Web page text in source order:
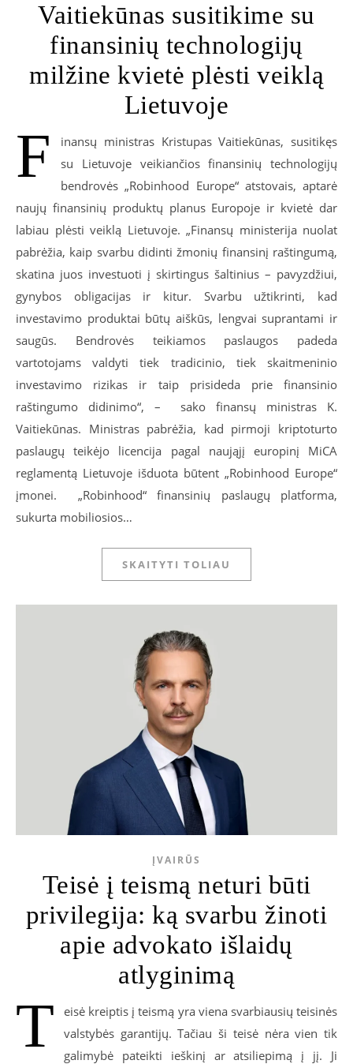
Vaitiekūnas susitikime su
finansinių technologijų
milžine kvietė plėsti veiklą
Lietuvoje
F
inansų ministras Kristupas Vaitiekūnas, susitikęs
su Lietuvoje veikiančios finansinių technologijų
bendrovės „Robinhood Europe“ atstovais, aptarė
naujų finansinių produktų planus Europoje ir kvietė dar
labiau plėsti veiklą Lietuvoje. „Finansų ministerija nuolat
pabrėžia, kaip svarbu didinti žmonių finansinį raštingumą,
skatina juos investuoti į skirtingus šaltinius – pavyzdžiui,
gynybos obligacijas ir kitur. Svarbu užtikrinti, kad
investavimo produktai būtų aiškūs, lengvai suprantami ir
saugūs. Bendrovės teikiamos paslaugos padeda
vartotojams valdyti tiek tradicinio, tiek skaitmeninio
investavimo rizikas ir taip prisideda prie finansinio
raštingumo didinimo“, – sako finansų ministras K.
Vaitiekūnas. Ministras pabrėžia, kad pirmoji kriptoturto
paslaugų teikėjo licencija pagal naująjį europinį MiCA
reglamentą Lietuvoje išduota būtent „Robinhood Europe“
įmonei. „Robinhood“ finansinių paslaugų platforma,
sukurta mobiliosios…
SKAITYTI TOLIAU
ĮVAIRŪS
Teisė į teismą neturi būti
privilegija: ką svarbu žinoti
apie advokato išlaidų
atlyginimą
T
eisė kreiptis į teismą yra viena svarbiausių teisinės
valstybės garantijų. Tačiau ši teisė nėra vien tik
galimybė pateikti ieškinį ar atsiliepimą į jį. Ji